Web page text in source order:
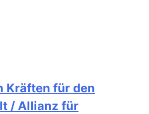
Kräften für den
/ Allianz für